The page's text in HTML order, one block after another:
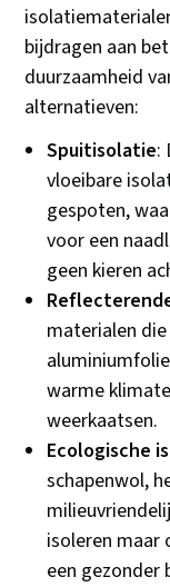
bijdragen aan
duurzaamheid
alternatieven:
Spuitisolatie:
vloeibare
gespoten,
voor een
geen kieren
materialen
warme
weerkaatsen.
Ecologische
schapenwol,
isoleren maar
een gezonder